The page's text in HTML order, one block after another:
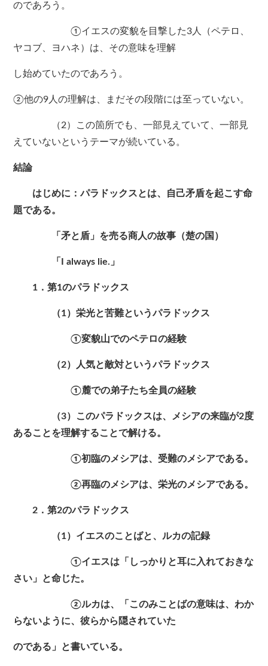
のであろう。
①イエスの変貌を目撃した3人（ペテロ、
ヤコブ、ヨハネ）は、その意味を理解
し始めていたのであろう。
②他の9人の理解は、まだその段階には至っていない。
（2）この箇所でも、一部見えていて、一部見
えていないというテーマが続いている。
結論
はじめに：パラドックスとは、自己矛盾を起こす命
題である。
「矛と盾」を売る商人の故事（楚の国）
「I always lie.」
1．第1のパラドックス
（1）栄光と苦難というパラドックス
①変貌山でのペテロの経験
（2）人気と敵対というパラドックス
①麓での弟子たち全員の経験
（3）このパラドックスは、メシアの来臨が2度
あることを理解することで解ける。
①初臨のメシアは、受難のメシアである。
②再臨のメシアは、栄光のメシアである。
2．第2のパラドックス
（1）イエスのことばと、ルカの記録
①イエスは「しっかりと耳に入れておきな
さい」と命じた。
②ルカは、「このみことばの意味は、わか
らないように、彼らから隠されていた
のである」と書いている。